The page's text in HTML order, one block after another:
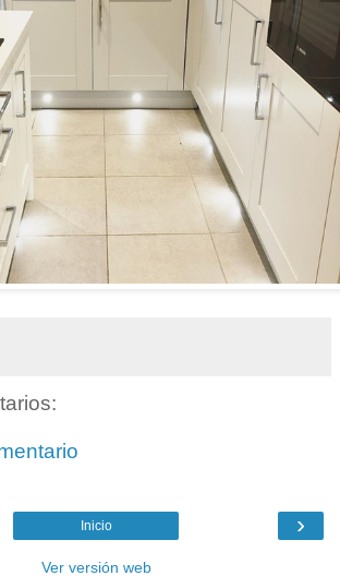
›
Inicio
Ver versión web